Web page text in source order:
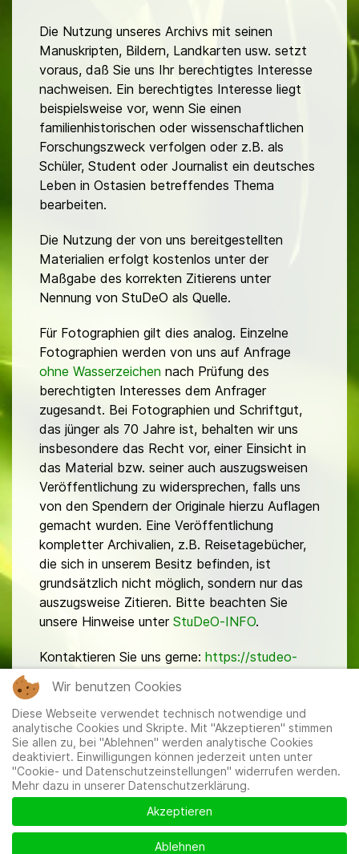
Die Nutzung unseres Archivs mit seinen
Manuskripten, Bildern, Landkarten usw. setzt
voraus, daß Sie uns Ihr berechtigtes Interesse
nachweisen. Ein berechtigtes Interesse liegt
beispielsweise vor, wenn Sie einen
familienhistorischen oder wissenschaftlichen
Forschungszweck verfolgen oder z.B. als
Schüler, Student oder Journalist ein deutsches
Leben in Ostasien betreffendes Thema
bearbeiten.
Die Nutzung der von uns bereitgestellten
Materialien erfolgt kostenlos unter der
Maßgabe des korrekten Zitierens unter
Nennung von StuDeO als Quelle.
Für Fotographien gilt dies analog. Einzelne
Fotographien werden von uns auf Anfrage
ohne Wasserzeichen nach Prüfung des
berechtigten Interesses dem Anfrager
zugesandt. Bei Fotographien und Schriftgut,
das jünger als 70 Jahre ist, behalten wir uns
insbesondere das Recht vor, einer Einsicht in
das Material bzw. seiner auch auszugsweisen
Veröffentlichung zu widersprechen, falls uns
von den Spendern der Originale hierzu Auflagen
gemacht wurden. Eine Veröffentlichung
kompletter Archivalien, z.B. Reisetagebücher,
die sich in unserem Besitz befinden, ist
grundsätzlich nicht möglich, sondern nur das
auszugsweise Zitieren. Bitte beachten Sie
unsere Hinweise unter StuDeO-INFO.
Kontaktieren Sie uns gerne: https://studeo-
Mitglieder|Impressum|Datenschutzerklärung|Cookie-
und Datenschutzeinstellungen
Wir benutzen Cookies
Diese Webseite verwendet technisch notwendige und
analytische Cookies und Skripte. Mit "Akzeptieren" stimmen
Sie allen zu, bei "Ablehnen" werden analytische Cookies
deaktiviert. Einwilligungen können jederzeit unten unter
"Cookie- und Datenschutzeinstellungen" widerrufen werden.
Mehr dazu in unserer Datenschutzerklärung.
Akzeptieren
Ablehnen